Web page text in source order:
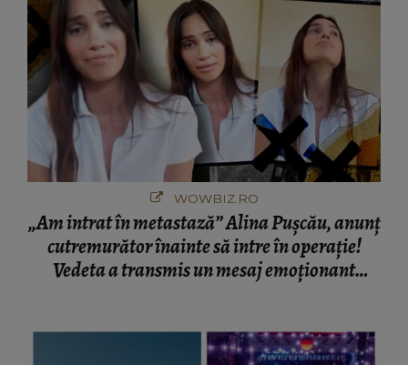
WOWBIZ.RO
„Am intrat în metastază” Alina Pușcău, anunț
cutremurător înainte să intre în operație!
Vedeta a transmis un mesaj emoționant